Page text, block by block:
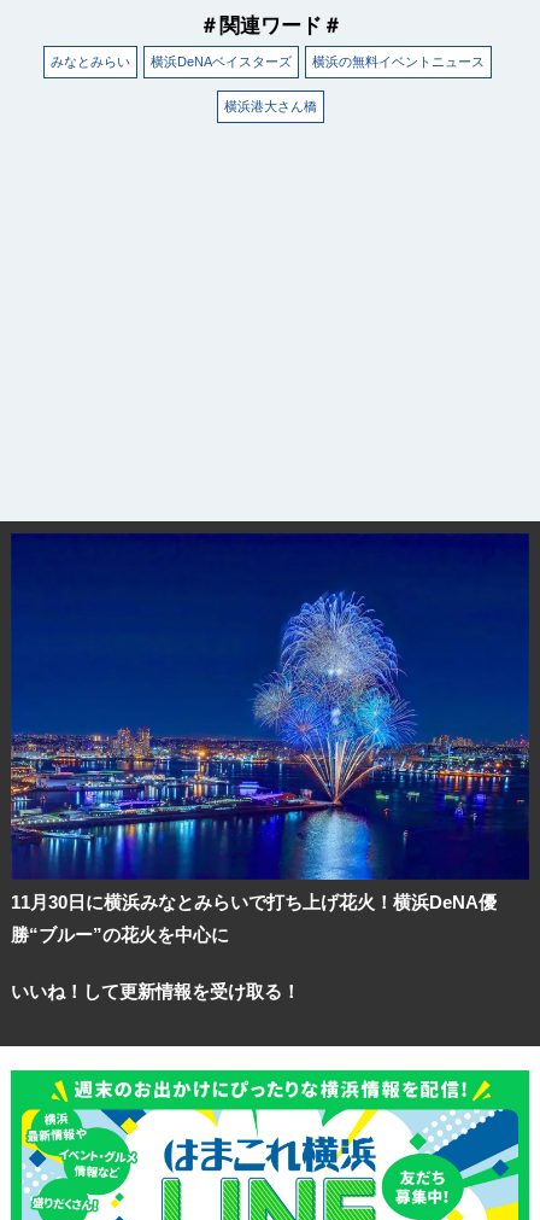
＃関連ワード＃
みなとみらい 横浜DeNAベイスターズ 横浜の無料イベントニュース
横浜港大さん橋
11月30日に横浜みなとみらいで打ち上げ花火！横浜DeNA優
勝“ブルー”の花火を中心に
いいね！して更新情報を受け取る！